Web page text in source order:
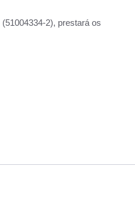
(51004334-2), prestará os